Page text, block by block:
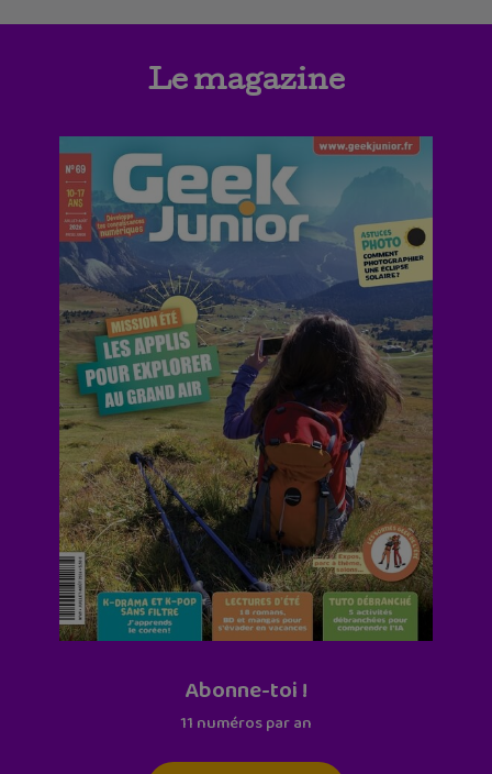
Le magazine
Abonne-toi !
11 numéros par an